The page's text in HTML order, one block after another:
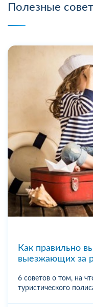
Полезные
Как правильно
выезжающих за
6 советов о том, на
туристического